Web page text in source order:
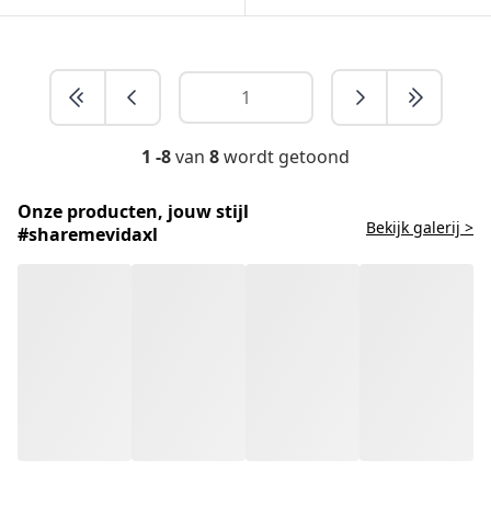
1 -8van 8wordt getoond
Onze producten, jouw stijl
#sharemevidaxl
Bekijk galerij >